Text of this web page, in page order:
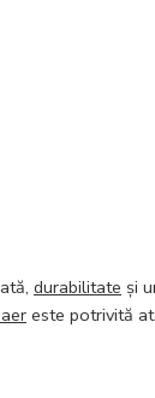
durabilitate și
este potrivită